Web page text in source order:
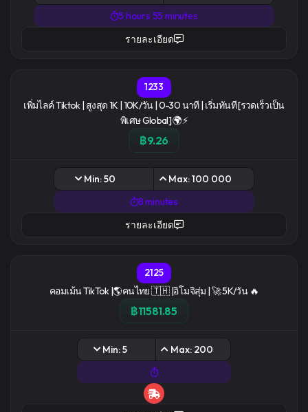
5 hours 55 minutes
รายละเอียด
1233
เพิ่มไลค์ Tiktok | สูงสุด 1K | 10K/วัน | 0-30 นาที | เริ่มทันที [รวดเร็วเป็น
พิเศษ Global] 🌍⚡
฿9.26
Min: 50
Max: 100 000
8 minutes
รายละเอียด
2125
คอมเม้น TikTok |🌎คนไทย 🇹🇭 |อิโมจิสุ่ม | 🚀 5K/วัน 🔥
฿11581.85
Min: 5 Max: 200